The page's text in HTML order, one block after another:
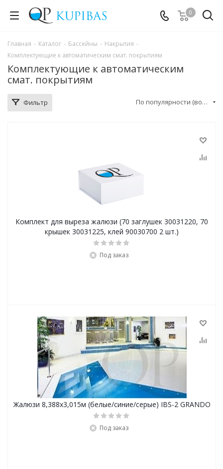
0
Главная - Каталог - Бассейны - Накрытия -
Комплектующие к автоматическим смат. покрытиям
Комплектующие к автоматическим
смат. покрытиям
Фильтр По популярности (возрастание)
Комплект для выреза жалюзи (70 заглушек 30031220, 70
крышек 30031225, клей 90030700 2 шт.)
Под заказ
Жалюзи 8,388х3,015м (белые/синие/серые) IBS-2 GRANDO
Под заказ